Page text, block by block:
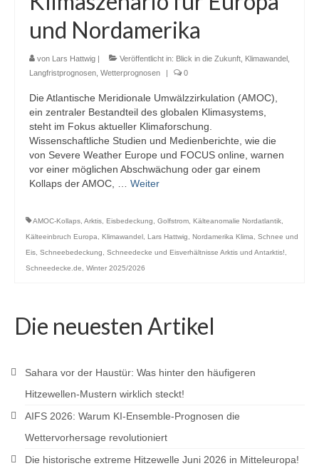
Webcams
Winterdienst
Glossar
Datenschutz
Impressum
und Nordamerika
von Lars Hattwig | Veröffentlicht in: Blick in die Zukunft Klimawandel
Langfristprognosen Wetterprognosen | 0
Die Atlantische Meridionale Umwälzzirkulation (AMOC),
ein zentraler Bestandteil des globalen Klimasystems,
steht im Fokus aktueller Klimaforschung.
Wissenschaftliche Studien und Medienberichte, wie die
von Severe Weather Europe und FOCUS online, warnen
vor einer möglichen Abschwächung oder gar einem
Kollaps der AMOC, … Weiter
AMOC-Kollaps Arktis Eisbedeckung Golfstrom Kälteanomalie Nordatlantik
Kälteeinbruch Europa
Klimawandel Lars Hattwig Nordamerika Klima
Schnee und
Eis Schneebedeckung Schneedecke und Eisverhältnisse Arktis und Antarktis!
Schneedecke.de
Winter 2025/2026
Die neuesten Artikel
Sahara vor der Haustür: Was hinter den häufigeren
Hitzewellen-Mustern wirklich steckt!
AIFS 2026: Warum KI-Ensemble-Prognosen die
Wettervorhersage revolutioniert
Die historische extreme Hitzewelle Juni 2026 in Mitteleuropa!